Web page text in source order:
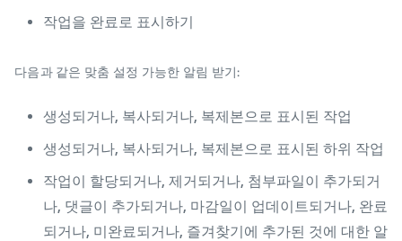
작업을 완료로 표시하기
다음과 같은 맞춤 설정 가능한 알림 받기:
생성되거나, 복사되거나, 복제본으로 표시된 작업
생성되거나, 복사되거나, 복제본으로 표시된 하위 작업
작업이 할당되거나, 제거되거나, 첨부파일이 추가되거
나, 댓글이 추가되거나, 마감일이 업데이트되거나, 완료
되거나, 미완료되거나, 즐겨찾기에 추가된 것에 대한 알